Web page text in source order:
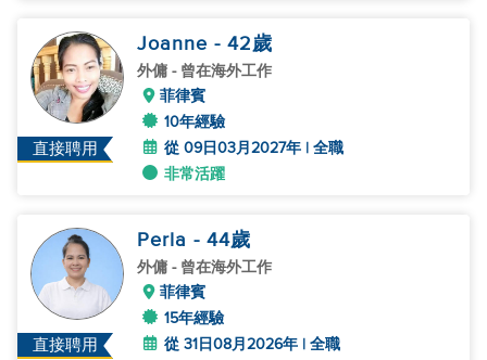
直接聘用
Joanne - 42歲
外傭 - 曾在海外工作
菲律賓
10年經驗
從 09日03月2027年 | 全職
非常活躍
直接聘用
Perla - 44歲
外傭 - 曾在海外工作
菲律賓
15年經驗
從 31日08月2026年 | 全職